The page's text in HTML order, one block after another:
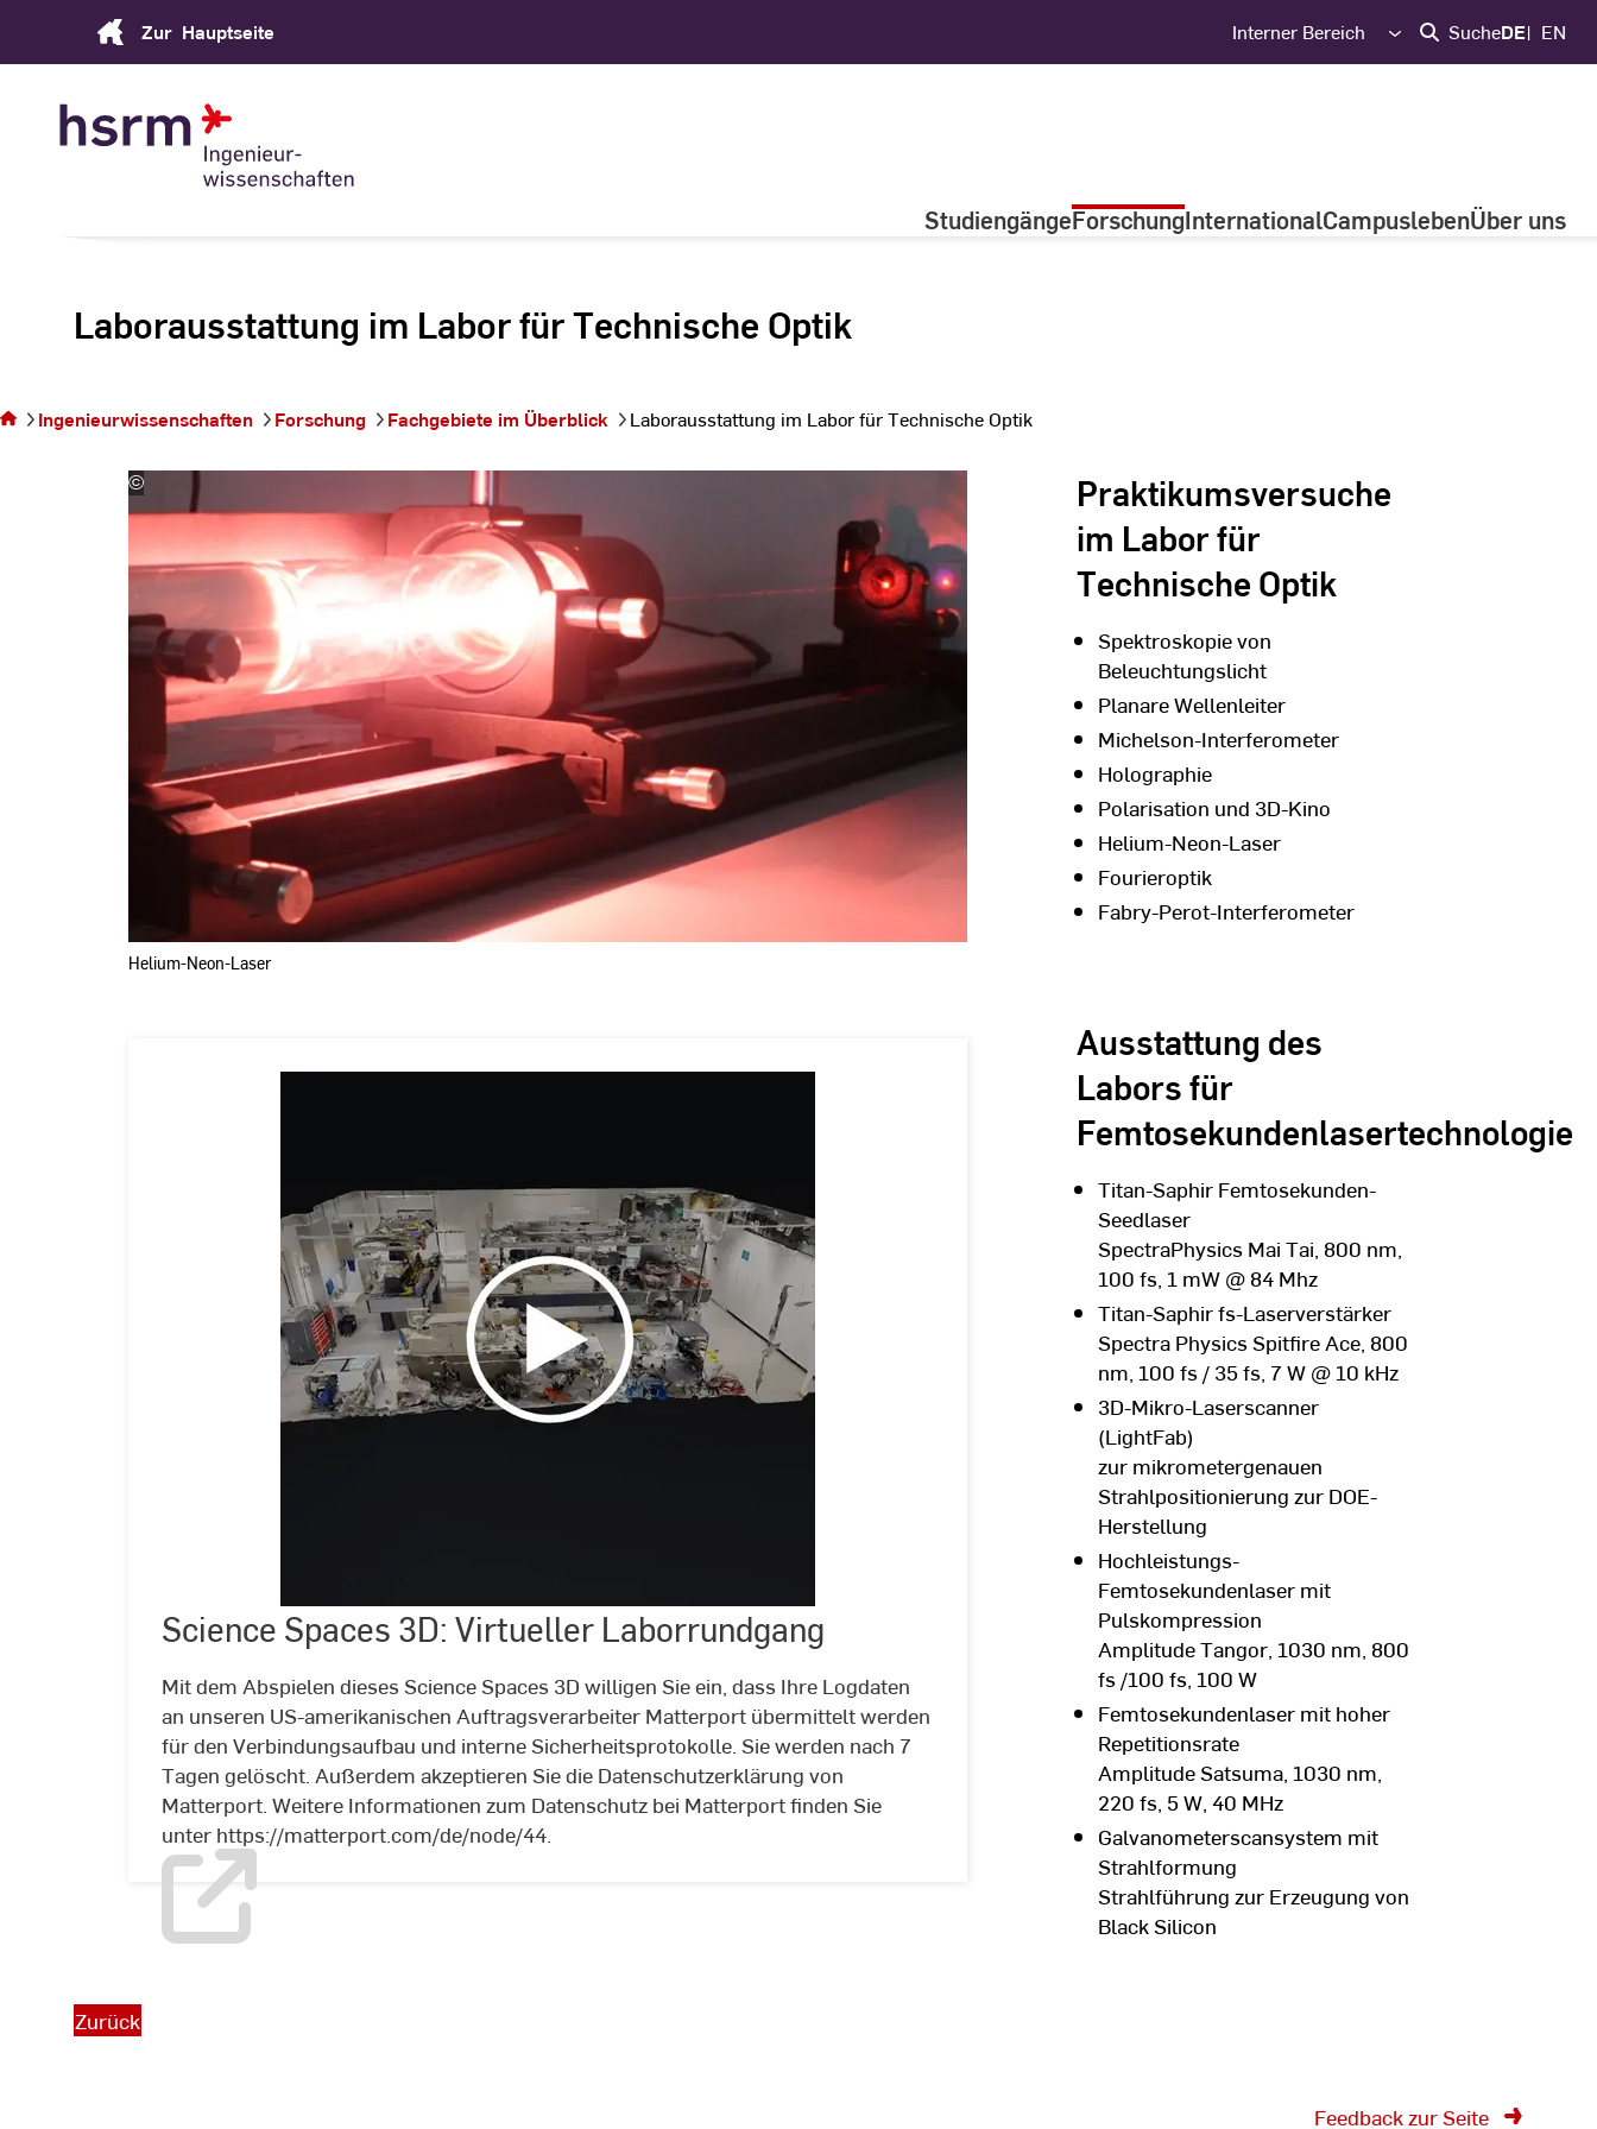
Zur Hauptseite Interner Bereich SucheDE EN
StudiengängeForschungInternationalCampuslebenÜber uns
Laborausstattung im Labor für Technische Optik
Laborausstattung
Technische Optik
Ingenieurwissenschaften Forschung Fachgebiete im Überblick Laborausstattung im Labor für Technische Optik
©
Labor
für
Technische
Optik
Hochschule
RheinMain
Helium-Neon-Laser
©
hessen-
schafft-
Science Spaces 3D: Virtueller Laborrundgang
Mit dem Abspielen dieses Science Spaces 3D willigen Sie ein, dass Ihre Logdaten
an unseren US-amerikanischen Auftragsverarbeiter Matterport übermittelt werden
für den Verbindungsaufbau und interne Sicherheitsprotokolle. Sie werden nach 7
Tagen gelöscht. Außerdem akzeptieren Sie die Datenschutzerklärung von
Matterport. Weitere Informationen zum Datenschutz bei Matterport finden Sie
unter https://matterport.com/de/node/44.
Praktikumsversuche
im Labor für
Technische Optik
Spektroskopie von
Beleuchtungslicht
Planare Wellenleiter
Michelson-Interferometer
Holographie
Polarisation und 3D-Kino
Helium-Neon-Laser
Fourieroptik
Fabry-Perot-Interferometer
Ausstattung des
Labors für
Femtosekundenlasertechnologie
Titan-Saphir Femtosekunden-
Seedlaser
SpectraPhysics Mai Tai, 800 nm,
100 fs, 1 mW @ 84 Mhz
Titan-Saphir fs-Laserverstärker
Spectra Physics Spitfire Ace, 800
nm, 100 fs / 35 fs, 7 W @ 10 kHz
3D-Mikro-Laserscanner
(LightFab)
zur mikrometergenauen
Strahlpositionierung zur DOE-
Herstellung
Hochleistungs-
Femtosekundenlaser mit
Pulskompression
Amplitude Tangor, 1030 nm, 800
fs /100 fs, 100 W
Femtosekundenlaser mit hoher
Repetitionsrate
Amplitude Satsuma, 1030 nm,
220 fs, 5 W, 40 MHz
Galvanometerscansystem mit
Strahlformung
Strahlführung zur Erzeugung von
Black Silicon
Zurück
Feedback zur Seite